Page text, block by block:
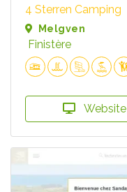
4 Sterren Camping
Melgven
Finistère
Website